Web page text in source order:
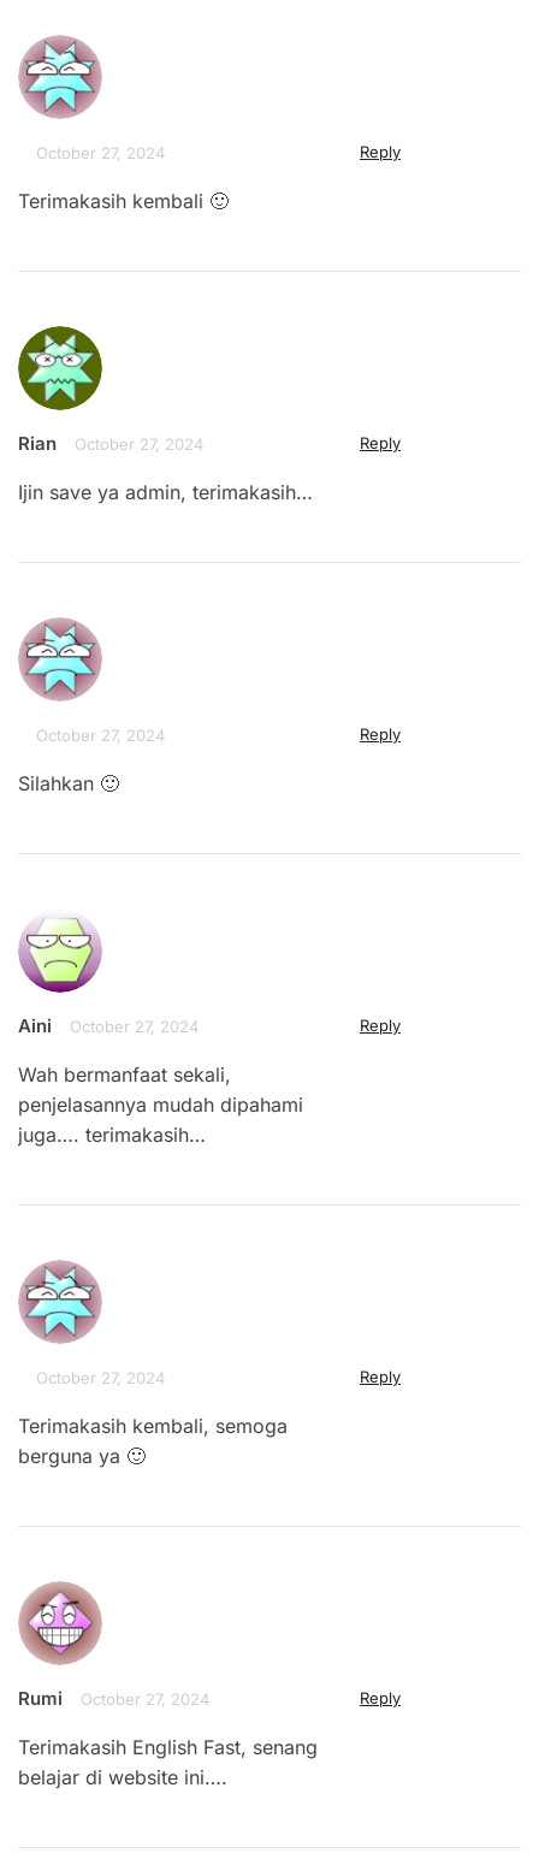
October 27, 2024 Reply
Terimakasih kembali 🙂
Rian October 27, 2024 Reply
Ijin save ya admin, terimakasih…
October 27, 2024 Reply
Silahkan 🙂
Aini October 27, 2024 Reply
Wah bermanfaat sekali,
penjelasannya mudah dipahami
juga…. terimakasih…
October 27, 2024 Reply
Terimakasih kembali, semoga
berguna ya 🙂
Rumi October 27, 2024 Reply
Terimakasih English Fast, senang
belajar di website ini….